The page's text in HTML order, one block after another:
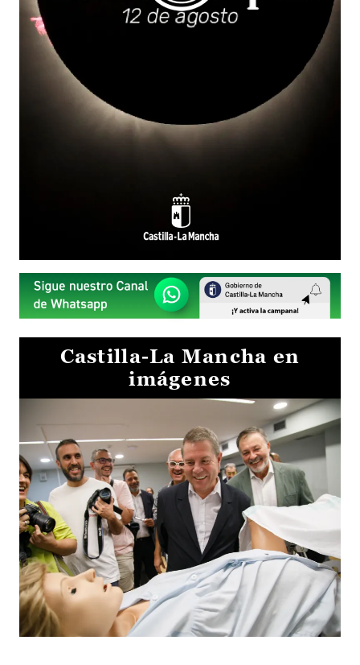
Castilla-La Mancha en
imágenes